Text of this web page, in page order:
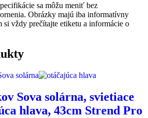
sa môžu meniť bez
Obrázky majú iba informatívny
si vždy prečítajte etiketu a informácie o
Sova solárna, svietiace
hlava, 43cm Strend Pro